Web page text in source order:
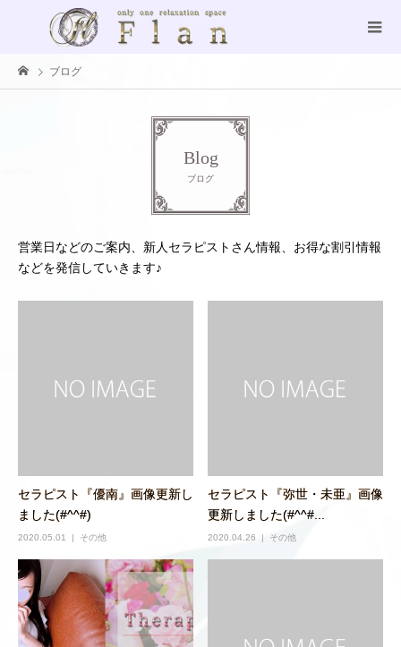
ブログ
Blog
ブログ
営業日などのご案内、新人セラピストさん情報、お得な割引情報
などを発信していきます♪
セラピスト『優南』画像更新し
ました(#^^#)
2020.05.01 その他
セラピスト『弥世・未亜』画像
更新しました(#^^#...
2020.04.26 その他